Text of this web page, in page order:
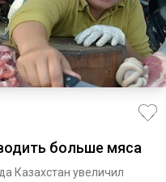
больше мяса
Казахстан увеличил